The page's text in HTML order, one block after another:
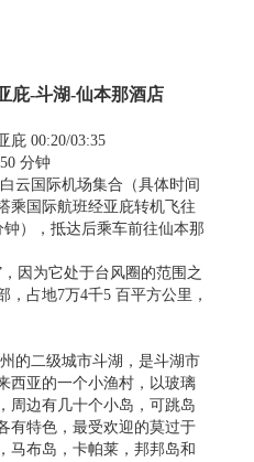
庇-斗湖-仙本那酒店
庇 00:20/03:35
分钟
云国际机场集合（具体时间
乘国际航班经亚庇转机飞往
），抵达后乘车前往仙本那
因为它处于台风圈的范围之
占地7万4千5 百平方公里，
的二级城市斗湖，是斗湖市
西亚的一个小渔村，以玻璃
周边有几十个小岛，可跳岛
有特色，最受欢迎的莫过于
马布岛，卡帕莱，邦邦岛和